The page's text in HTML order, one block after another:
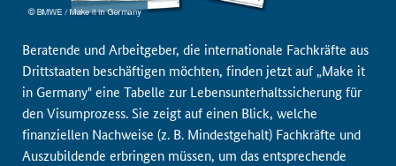
Beratende und Arbeitgeber, die internationale Fachkräfte aus
Drittstaaten beschäftigen möchten, finden jetzt auf „Make it
in Germany" eine Tabelle zur Lebensunterhaltssicherung für
den Visumprozess. Sie zeigt auf einen Blick, welche
finanziellen Nachweise (z. B. Mindestgehalt) Fachkräfte und
Auszubildende erbringen müssen, um das entsprechende